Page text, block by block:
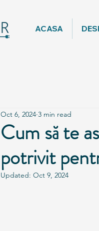
ACASA
Cum să te
potrivit
Oct 6, 2024 3 min read
Updated: Oct 9, 2024